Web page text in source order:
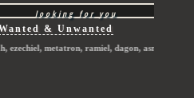
looking for you
& Unwanted
ezechiel, metatron, ramiel, dagon, asmodeus,